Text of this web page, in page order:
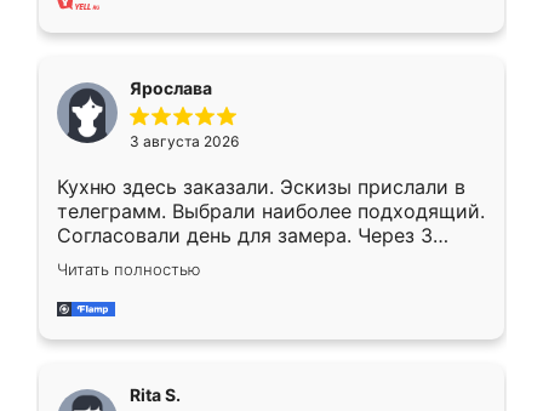
Ярослава
3 августа 2026
Кухню здесь заказали. Эскизы прислали в
телеграмм. Выбрали наиболее подходящий.
Согласовали день для замера. Через 3
недели кухня была уже готова. Остались
довольны работой. Спасибо Ренессанс
мебель за качественную работу!
Читать полностью
Rita S.